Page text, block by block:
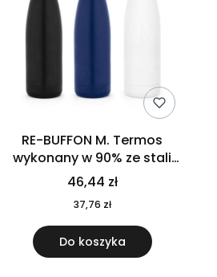
RE-BUFFON M. Termos
wykonany w 90% ze stali
nierdzewnej pochodzącej z
recyklingu 520 ml 94294
46,44 zł
37,76 zł
Do koszyka